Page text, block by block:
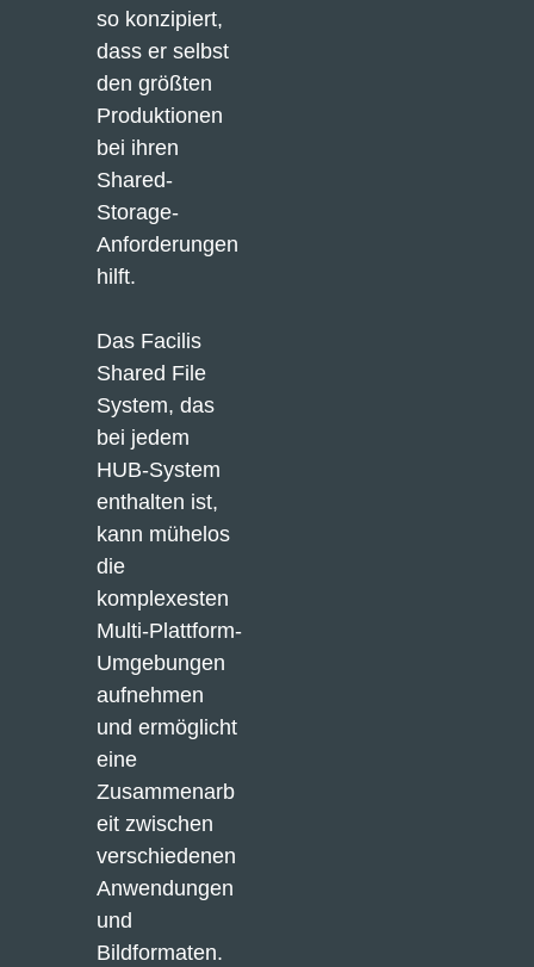
so konzipiert,
dass er selbst
den größten
Produktionen
bei ihren
Shared-
Storage-
Anforderungen
hilft.
Das Facilis
Shared File
System, das
bei jedem
HUB-System
enthalten ist,
kann mühelos
die
komplexesten
Multi-Plattform-
Umgebungen
aufnehmen
und ermöglicht
eine
Zusammenarb
eit zwischen
verschiedenen
Anwendungen
und
Bildformaten.